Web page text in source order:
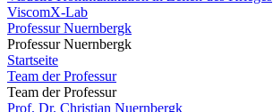
ViscomX-Lab
Professur Nuernbergk
Professur Nuernbergk
Startseite
Team der Professur
Team der Professur
Prof. Dr. Christian Nuernbergk